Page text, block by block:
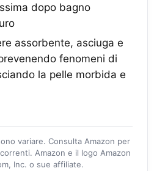
dopo bagno
assorbente, asciuga e
fenomeni di
la pelle morbida e
variare. Consulta Amazon per
Amazon e il logo Amazon
Inc. o sue affiliate.